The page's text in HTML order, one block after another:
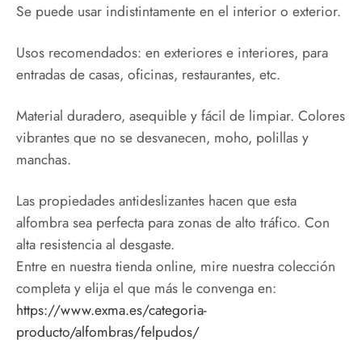
Se puede usar indistintamente en el interior o exterior.
Usos recomendados: en exteriores e interiores, para
entradas de casas, oficinas, restaurantes, etc.
Material duradero, asequible y fácil de limpiar. Colores
vibrantes que no se desvanecen, moho, polillas y
manchas.
Las propiedades antideslizantes hacen que esta
alfombra sea perfecta para zonas de alto tráfico. Con
alta resistencia al desgaste.
Entre en nuestra tienda online, mire nuestra colección
completa y elija el que más le convenga en:
https://www.exma.es/categoria-
producto/alfombras/felpudos/